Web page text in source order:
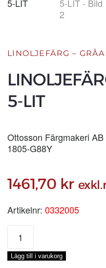
LINOLJEFÄRG – GRÅA
5-LIT
Ottosson Färgmakeri AB
1805-G88Y
1461,70 kr
Artikelnr: 0332005
LINOLJEFÄRG
PÄRLGRÅ,
5-
LIT
Lägg till i varukorg